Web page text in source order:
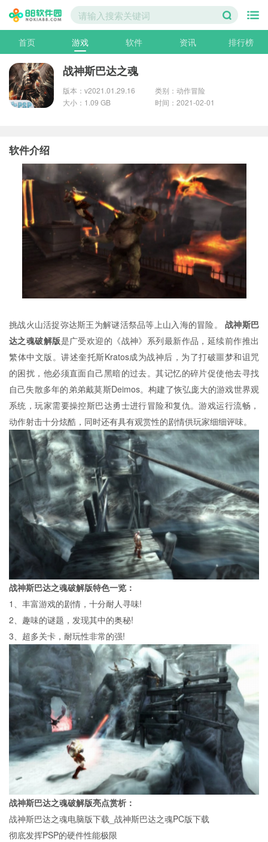
首页 游戏 软件 资讯 排行榜
战神斯巴达之魂
版本：v2021.01.29.16
类别：动作冒险
大小：1.09 GB
时间：2021-02-01
软件介绍
挑战火山活捉弥达斯王为解谜活祭品等上山入海的冒险。战神斯巴
达之魂破解版是广受欢迎的《战神》系列最新作品，延续前作推出
繁体中文版。讲述奎托斯Kratos成为战神后，为了打破噩梦和诅咒
的困扰，他必须直面自己黑暗的过去。其记忆的碎片促使他去寻找
自己失散多年的弟弟戴莫斯Deimos。构建了恢弘庞大的游戏世界观
系统，玩家需要操控斯巴达勇士进行冒险和复仇。游戏运行流畅，
动作射击十分炫酷，同时还有具有观赏性的剧情供玩家细细评味。
战神斯巴达之魂破解版特色一览：
1、丰富游戏的剧情，十分耐人寻味!
2、趣味的谜题，发现其中的奥秘!
3、超多关卡，耐玩性非常的强!
战神斯巴达之魂破解版亮点赏析：
战神斯巴达之魂电脑版下载_战神斯巴达之魂PC版下载
彻底发挥PSP的硬件性能极限